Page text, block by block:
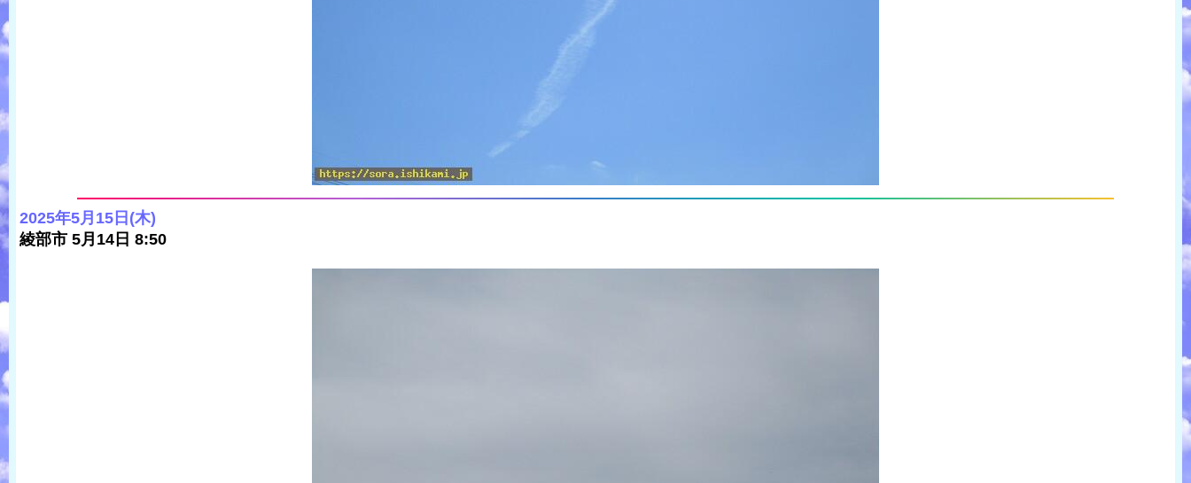
2025年5月15日(木)
綾部市 5月14日 8:50